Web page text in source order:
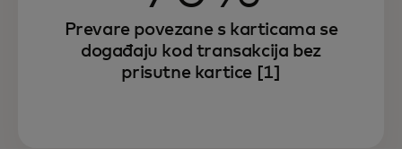
Prevare povezane s karticama se
događaju kod transakcija bez
prisutne kartice [1]